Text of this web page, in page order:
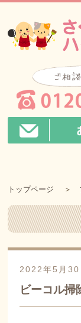
トップページ
2022年5月30
ビーコル掃